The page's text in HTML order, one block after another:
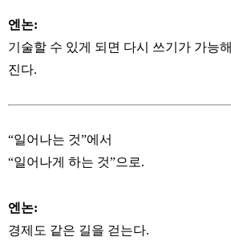
엔논:
기술할 수 있게 되면 다시 쓰기가 가능해
진다.
“일어나는 것”에서
“일어나게 하는 것”으로.
엔논:
경제도 같은 길을 걷는다.